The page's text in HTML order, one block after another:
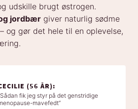
udskille brugt østrogen.
jordbær giver naturlig sødme
og gør det hele til en oplevelse,
(56 ÅR):
fik jeg styr på det genstridige
mavefedt”